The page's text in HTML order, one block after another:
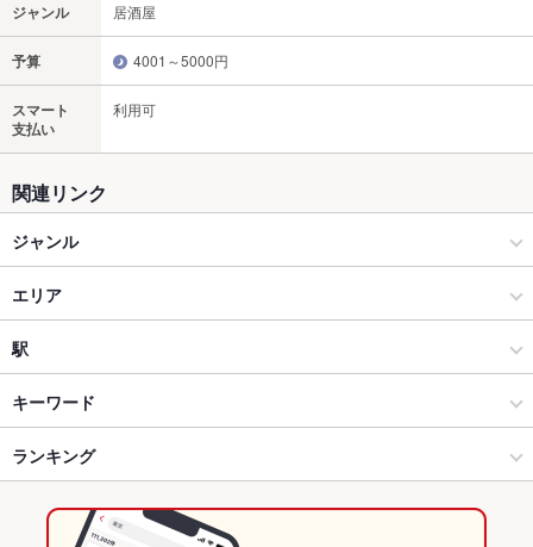
ジャンル 居酒屋
予算 4001～5000円
スマート
支払い
利用可
関連リンク
ジャンル
居酒屋
和風
高松市中心部 × 居酒屋
高松市中心部 × 和風
高松駅 × 居酒屋
エリア
高松駅・北浜
高松駅・北浜 × 居酒屋
高松駅・北浜 × 和風
駅
高松駅
キーワード
卵焼き からあげ
ステーキ シチュー 牛タン
ランキング
香川のグルメランキング